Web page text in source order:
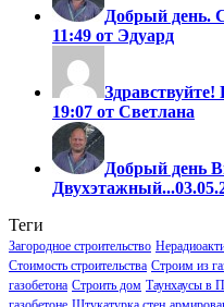
Добрый день.
11:49 от Эдуард
Здравствуйте!
19:07 от Светлана
Добрый день
Двухэтажный...
Теги
Загородное строительство
Стоимость строительства Строим из
газобетона Строить дом Таунхаусы в